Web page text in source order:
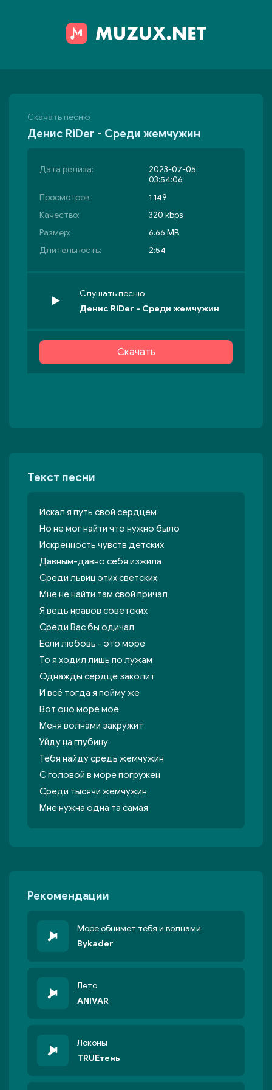
Скачать песню
Денис RiDer - Среди жемчужин
Дата релиза:
2023-07-05
03:54:06
Просмотров:
1 149
Качество:
320 kbps
Размер:
6.66 MB
Длительность:
2:54
Слушать песню
Денис RiDer - Среди жемчужин
Скачать
Текст песни
Искал я путь свой сердцем
Но не мог найти что нужно было
Искренность чувств детских
Давным-давно себя изжила
Среди львиц этих светских
Мне не найти там свой причал
Я ведь нравов советских
Среди Вас бы одичал
Если любовь - это море
То я ходил лишь по лужам
Однажды сердце заколит
И всё тогда я пойму же
Вот оно море моё
Меня волнами закружит
Уйду на глубину
Тебя найду средь жемчужин
С головой в море погружен
Среди тысячи жемчужин
Мне нужна одна та самая
Рекомендации
Море обнимет тебя и волнами
Bykader
Лето
ANIVAR
Локоны
TRUEтень